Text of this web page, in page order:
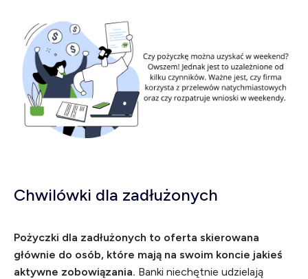
Chwilówki dla zadłużonych
Pożyczki dla zadłużonych to oferta skierowana
głównie do osób, które mają na swoim koncie jakieś
aktywne zobowiązania. Banki niechętnie udzielają